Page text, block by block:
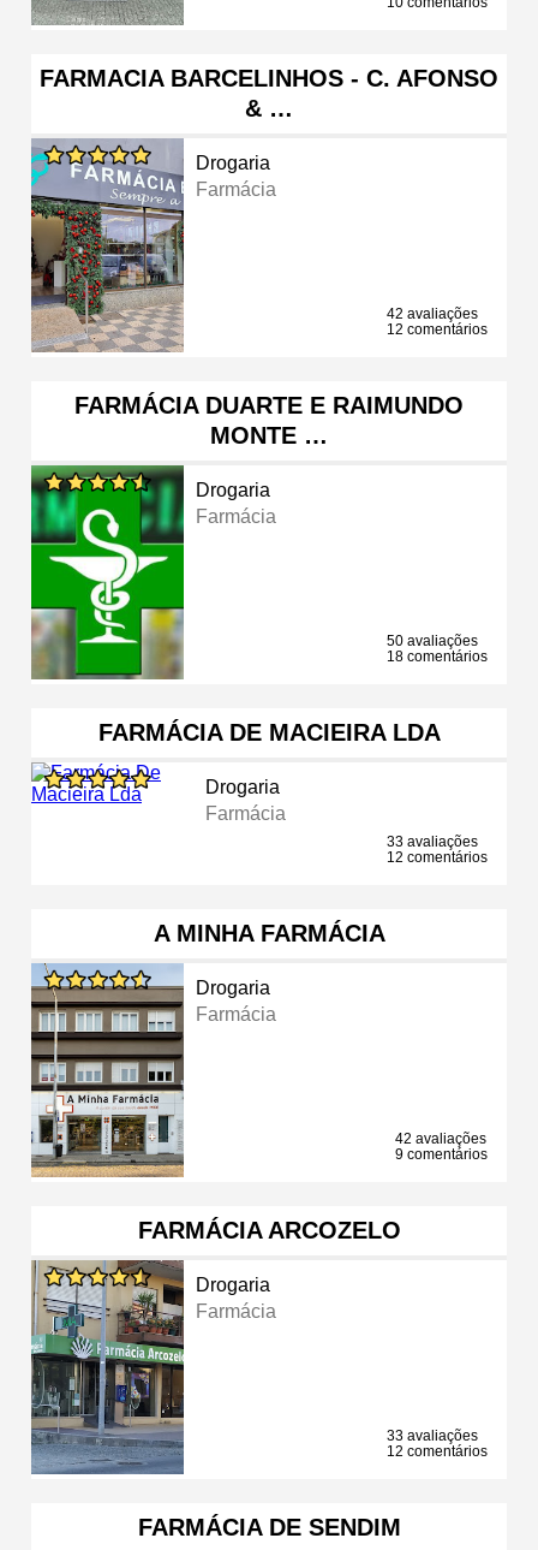
FARMACIA BARCELINHOS - C. AFONSO
& …
Drogaria
Farmácia
42 avaliações
12 comentários
FARMÁCIA DUARTE E RAIMUNDO
MONTE …
Drogaria
Farmácia
50 avaliações
18 comentários
FARMÁCIA DE MACIEIRA LDA
Drogaria
Farmácia
33 avaliações
12 comentários
A MINHA FARMÁCIA
Drogaria
Farmácia
42 avaliações
9 comentários
FARMÁCIA ARCOZELO
Drogaria
Farmácia
33 avaliações
12 comentários
FARMÁCIA DE SENDIM